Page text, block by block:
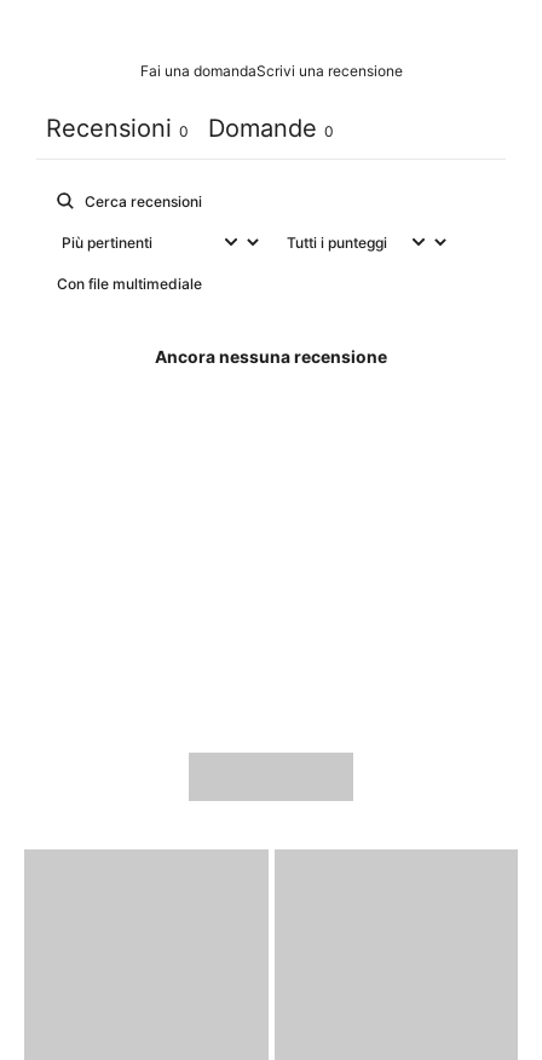
Fai una domandaScrivi una recensione
Recensioni 0 Domande 0
Con file multimediale
Ancora nessuna recensione